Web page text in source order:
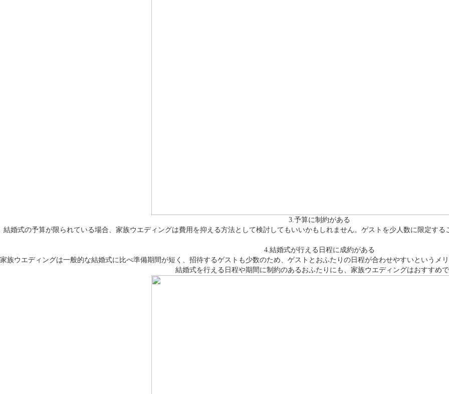
3.予算に制約がある
結婚式の予算が限られている場合、家族ウエディングは費用を抑える方法として検討してもいいかもしれません。ゲストを少人数に限定す
4.結婚式が行える日程に成約がある
家族ウエディングは一般的な結婚式に比べ準備期間が短く、招待するゲストも少数のため、ゲストとおふたりの日程が合わせやすいというメ
結婚式を行える日程や期間に制約のあるおふたりにも、家族ウエディングはおすすめ